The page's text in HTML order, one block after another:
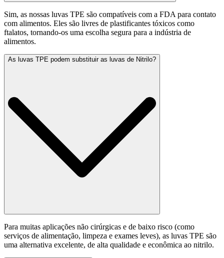
Sim, as nossas luvas TPE são compatíveis com a FDA para contato
com alimentos. Eles são livres de plastificantes tóxicos como
ftalatos, tornando-os uma escolha segura para a indústria de
alimentos.
As luvas TPE podem substituir as luvas de Nitrilo?
Para muitas aplicações não cirúrgicas e de baixo risco (como
serviços de alimentação, limpeza e exames leves), as luvas TPE são
uma alternativa excelente, de alta qualidade e econômica ao nitrilo.